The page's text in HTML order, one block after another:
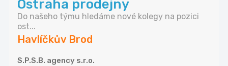
Ostraha prodejny
Do našeho týmu hledáme nové kolegy na pozici
ost...
Havlíčkův Brod
S.P.S.B. agency s.r.o.